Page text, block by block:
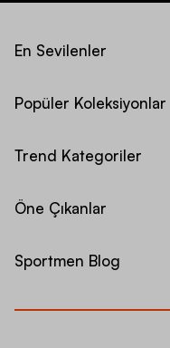
En Sevilenler
Popüler Koleksiyonlar
Trend Kategoriler
Öne Çıkanlar
Sportmen Blog